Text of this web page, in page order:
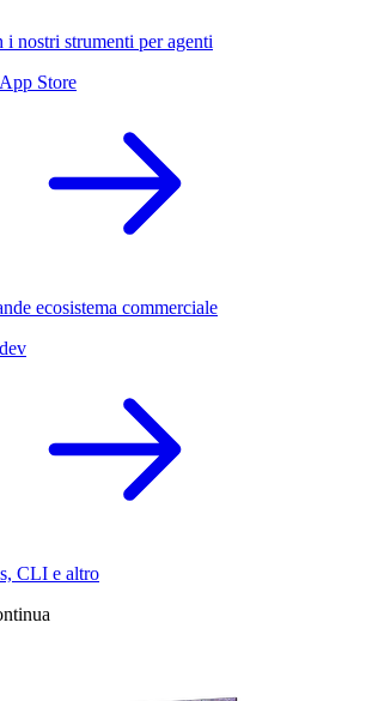
i nostri strumenti per agenti
Store
ecosistema commerciale
CLI e altro